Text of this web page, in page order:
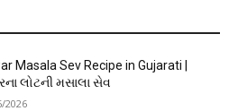
Masala Sev Recipe in Gujarati |
લોટની મસાલા સેવ
2026